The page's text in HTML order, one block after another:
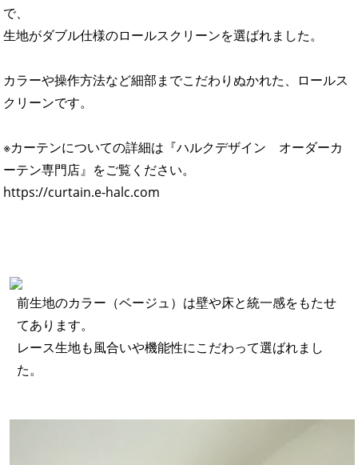
で、
生地がダブル仕様のロールスクリーンを選ばれました。
カラーや操作方法など細部までこだわりぬかれた、ロールス
クリーンです。
※カーテンについての詳細は『ハルクデザイン オーダーカ
ーテン専門店』をご覧ください。
https://curtain.e-halc.com
前生地のカラー（ベージュ）は壁や床と統一感をもたせ
てあります。
レース生地も風合いや機能性にこだわって選ばれまし
た。